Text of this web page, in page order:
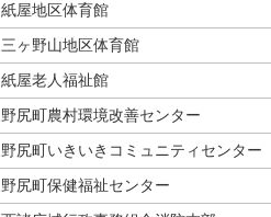
紙屋地区体育館
三ヶ野山地区体育館
紙屋老人福祉館
野尻町農村環境改善センター
野尻町いきいきコミュニティセンター
野尻町保健福祉センター